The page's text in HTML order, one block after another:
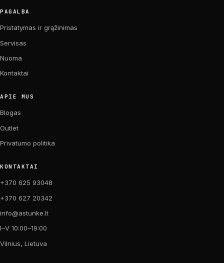
PAGALBA
Pristatymas ir grąžinimas
Servisas
Nuoma
Kontaktai
APIE MUS
Blogas
Outlet
Privatumo politika
KONTAKTAI
+370 625 93048
+370 627 20342
info@astunke.lt
I–V 10:00–19:00
Vilnius, Lietuva